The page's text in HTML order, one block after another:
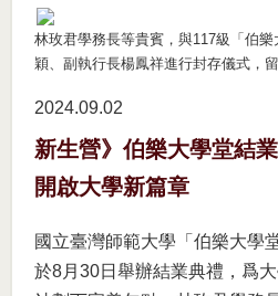
林玫君學務長等貴賓，與117級「伯
穎、副執行長楊鳳祥進行封存儀式，
2024.09 02
新生營》伯樂大學堂結
開啟大學新篇章
國立臺灣師範大學「伯樂大學
於8月30日舉辦結業典禮，爲